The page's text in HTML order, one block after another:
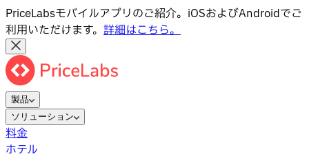
PriceLabsモバイルアプリのご紹介。iOSおよびAndroidでご
利用いただけます。 詳細はこちら。
製品
ソリューション
料金
ホテル